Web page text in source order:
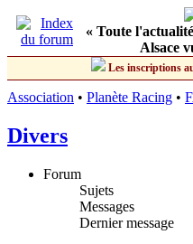
« Toute
Alsace
Les inscriptions
Association • Planète Racing •
Divers
Forum
Sujets
Messages
Dernier message